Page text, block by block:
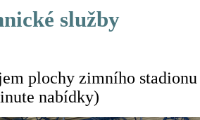
služby
plochy zimního
nabídky)